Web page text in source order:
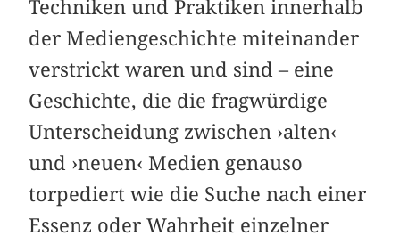
Techniken und Praktiken innerhalb
der Mediengeschichte miteinander
verstrickt waren und sind – eine
Geschichte, die die fragwürdige
Unterscheidung zwischen ›alten‹
und ›neuen‹ Medien genauso
torpediert wie die Suche nach einer
Essenz oder Wahrheit einzelner